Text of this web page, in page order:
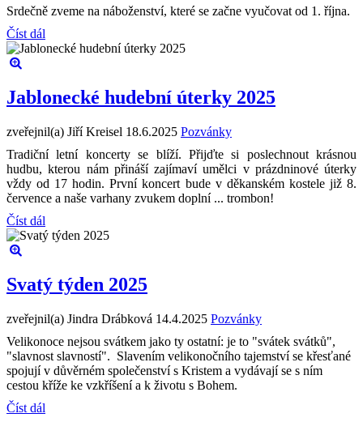
Srdečně zveme na náboženství, které se začne vyučovat od 1. října.
Číst dál
Jablonecké hudební úterky 2025
zveřejnil(a) Jiří Kreisel 18.6.2025 Pozvánky
Tradiční letní koncerty se blíží. Přijďte si poslechnout krásnou
hudbu, kterou nám přináší zajímaví umělci v prázdninové úterky
vždy od 17 hodin. První koncert bude v děkanském kostele již 8.
července a naše varhany zvukem doplní ... trombon!
Číst dál
Svatý týden 2025
zveřejnil(a) Jindra Drábková 14.4.2025 Pozvánky
Velikonoce nejsou svátkem jako ty ostatní: je to "svátek svátků",
"slavnost slavností". Slavením velikonočního tajemství se křesťané
spojují v důvěrném společenství s Kristem a vydávají se s ním
cestou kříže ke vzkříšení a k životu s Bohem.
Číst dál